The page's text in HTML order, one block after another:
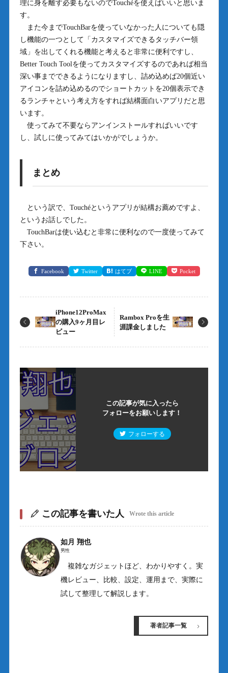
理に身を離す必要もないのでTouchéを使えばいいと思いま
す。
また今までTouchBarを使っていなかった人についても隠
し機能の一つとして「カスタマイズできるタッチバー領
域」を出してくれる機能と考えると非常に便利ですし、
Better Touch Toolを使ってカスタマイズするのであれば相当
深い事までできるようになりますし、詰め込めば20個近い
アイコンを詰め込めるのでショートカットを20個表示でき
るランチャという考え方をすれば結構面白いアプリだと思
います。
使ってみて不要ならアンインストールすればいいです
し、試しに使ってみてはいかがでしょうか。
まとめ
という訳で、Touchéというアプリが結構お薦めですよ、
というお話しでした。
TouchBarは使い込むと非常に便利なので一度使ってみて
下さい。
Facebook Twitter はてブ LINE Pocket
iPhone12ProMax
の購入9ヶ月目レ
ビュー
Rambox Proを生
涯課金しました
この記事が気に入ったら
フォローをお願いします！
フォローする
この記事を書いた人 Wrote this article
如月 翔也
男性
複雑なガジェットほど、わかりやすく。実
機レビュー、比較、設定、運用まで、実際に
試して整理して解説します。
著者記事一覧